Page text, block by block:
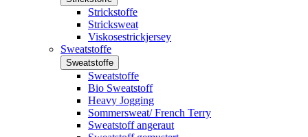
Strickstoffe
Stricksweat
Viskosestrickjersey
Sweatstoffe
Sweatstoffe
Sweatstoffe
Bio Sweatstoff
Heavy Jogging
Sommersweat/ French Terry
Sweatstoff angeraut